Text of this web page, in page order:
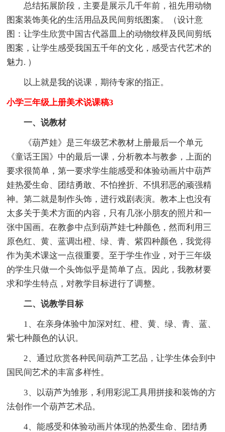
总结拓展阶段，主要是展示几千年前，祖先用动物
图案装饰美化的生活用品及民间剪纸图案。（设计意
图：让学生欣赏中国古代器皿上的动物纹样及民间剪纸
图案，让学生感受我国五千年的文化，感受古代艺术的
魅力. ）
以上就是我的说课，期待专家的指正。
小学三年级上册美术说课稿3
一、说教材
《葫芦娃》是三年级艺术教材上册最后一个单元
《童话王国》中的最后一课，分析教本与教参，上面的
要求很简单，第一要求学生能感受和体验动画片中葫芦
娃热爱生命、团结勇敢、不怕挫折、不惧邪恶的顽强精
神。第二就是制作头饰，进行戏剧表演。教本上也没有
太多关于美术方面的内容，只有几张小朋友的照片和一
张中国画。在教参中点到葫芦娃七种颜色，然而利用三
原色红、黄、蓝调出橙、绿、青、紫四种颜色，我觉得
作为美术课这一点很重要。至于学生作业，对于三年级
的学生只做一个头饰似乎是简单了点。因此，我教材要
求和学生特点，对教学目标进行了调整。
二、说教学目标
1、在亲身体验中加深对红、橙、黄、绿、青、蓝、
紫七种颜色的认识。
2、通过欣赏各种民间葫芦工艺品，让学生体会到中
国民间艺术的丰富多样性。
3、以葫芦为雏形，利用彩泥工具用拼接和装饰的方
法创作一个葫芦艺术品。
4、能感受和体验动画片体现的热爱生命、团结勇